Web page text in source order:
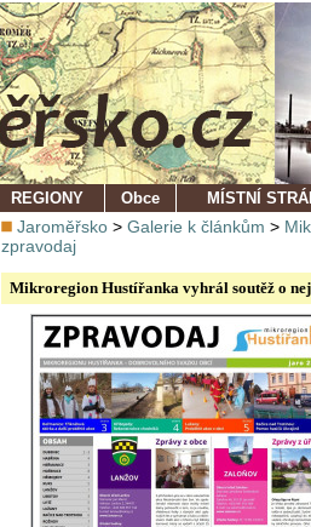
REGIONY Obce MÍSTNÍ
Jaroměřsko > Galerie k článkům >
zpravodaj
Mikroregion Hustířanka vyhrál soutěž o